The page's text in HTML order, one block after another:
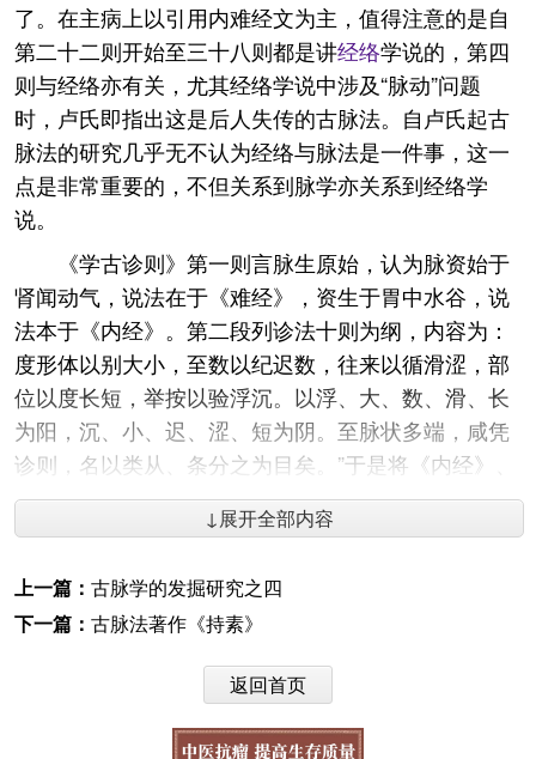
了。在主病上以引用内难经文为主，值得注意的是自
第二十二则开始至三十八则都是讲经络学说的，第四
则与经络亦有关，尤其经络学说中涉及“脉动”问题
时，卢氏即指出这是后人失传的古脉法。自卢氏起古
脉法的研究几乎无不认为经络与脉法是一件事，这一
点是非常重要的，不但关系到脉学亦关系到经络学
说。
《学古诊则》第一则言脉生原始，认为脉资始于
肾闻动气，说法在于《难经》，资生于胃中水谷，说
法本于《内经》。第二段列诊法十则为纲，内容为：
度形体以别大小，至数以纪迟数，往来以循滑涩，部
位以度长短，举按以验浮沉。以浮、大、数、滑、长
为阳，沉、小、迟、涩、短为阴。至脉状多端，咸凭
诊则，名以类从、条分之为目矣。”于是将《内经》、
《难经》、《伤寒论》、《金匮要略》诸书中有关脉
象，以类相从分列于十纲之下，这样脉象性质、纲
卢氏的分类虽然并不见得完全合理，例如他没有
将力度这个条件单独处理，而是将某些以力度为主的
脉象分列到其他的纲去了。只有数、迟表现频率的
纲，没有节律的纲所以亦只好将不整脉列入到数、迟
等纲之中，其他各类脉象的归属亦不无可议之处，但
↓展开全部内容
上一篇： 古脉学的发掘研究之四
下一篇： 古脉法著作《持素》
返回首页